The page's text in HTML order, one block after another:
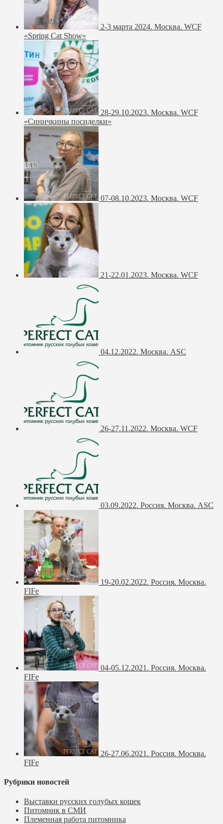
2-3 марта 2024. Москва. WCF
«Spring Cat Show»
28-29.10.2023. Москва. WCF
«Синичкины посиделки»
07-08.10.2023. Москва. WCF
21-22.01.2023. Москва. WCF
04.12.2022. Москва. ASC
26-27.11.2022. Москва. WCF
03.09.2022. Россия. Москва. ASC
19-20.02.2022. Россия. Москва.
FIFe
04-05.12.2021. Россия. Москва.
FIFe
26-27.06.2021. Россия. Москва.
FIFe
Рубрики новостей
Выставки русских голубых кошек
Питомник в СМИ
Племенная работа питомника